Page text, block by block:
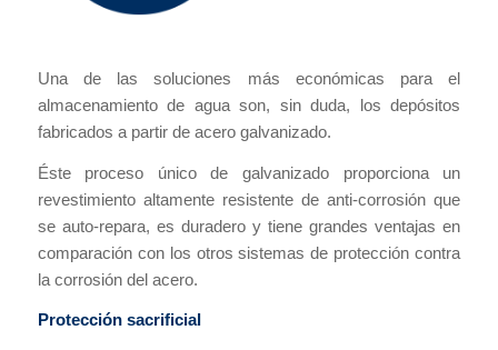
Una de las soluciones más económicas para el
almacenamiento de agua son, sin duda, los depósitos
fabricados a partir de acero galvanizado.
Éste proceso único de galvanizado proporciona un
revestimiento altamente resistente de anti-corrosión que
se auto-repara, es duradero y tiene grandes ventajas en
comparación con los otros sistemas de protección contra
la corrosión del acero.
Protección sacrificial